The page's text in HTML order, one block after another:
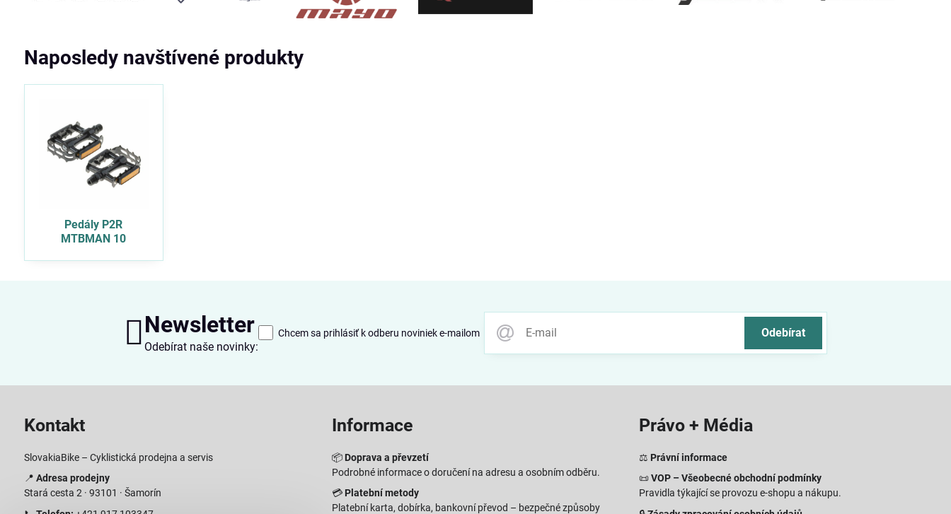
Naposledy navštívené produkty
Pedály P2R
MTBMAN 10
Newsletter
Odebírat naše novinky:
Odebírat
Chcem sa prihlásiť k odberu noviniek e-mailom
Kontakt
SlovakiaBike – Cyklistická prodejna a servis
📍 Adresa prodejny
Stará cesta 2 · 93101 · Šamorín
Informace
📦 Doprava a převzetí
Podrobné informace o doručení na adresu a osobním odběru.
💳 Platební metody
Platební karta, dobírka, bankovní převod – bezpečné způsoby
Právo + Média
⚖️ Právní informace
📜VOP – Všeobecné obchodní podmínky
Pravidla týkající se provozu e-shopu a nákupu.